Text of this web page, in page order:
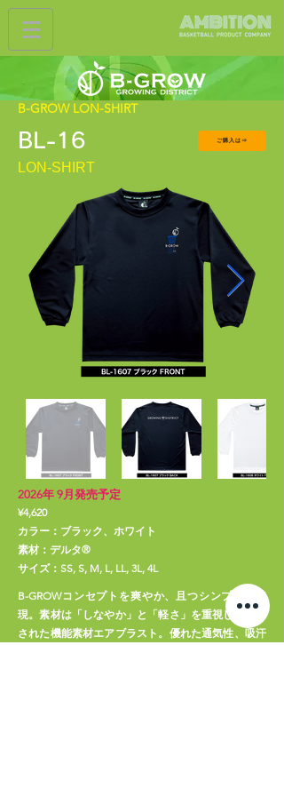
B-GROW LON-SHIRT
BL-16 ご購入は⇒
LON-SHIRT
2026年 9月発売予定
¥4,620
カラー：ブラック、ホワイト
素材：デルタ®
サイズ：SS, S, M, L, LL, 3L, 4L
B-GROWコンセプトを爽やか、且つシンプルに表
現。素材は「しなやか」と「軽さ」を重視して設計
された機能素材エアブラスト。優れた通気性、吸汗